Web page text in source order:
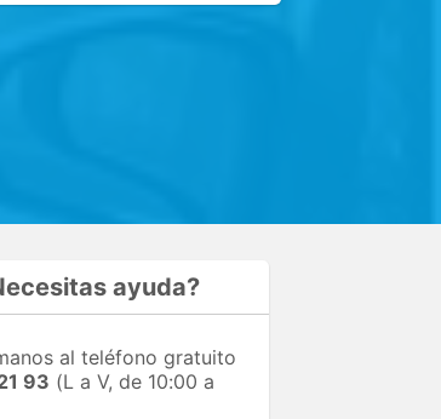
ayuda?
al teléfono gratuito
93 (L a V, de 10:00 a